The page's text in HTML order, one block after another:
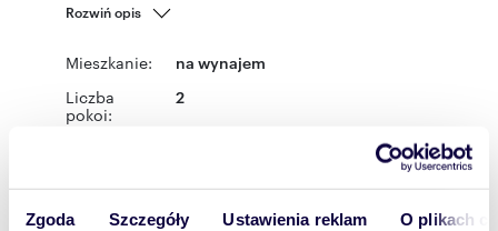
Zgoda Szczegóły Ustawienia reklam O plikach
Rozwiń opis
Mieszkanie: na wynajem
Liczba
pokoi:
2
Białystokgmina:Białystok